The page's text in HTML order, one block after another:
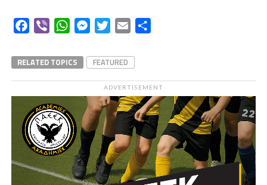
Facebook
Viber WhatsAppMessengerTwitterEmail
RELATED TOPICS FEATURED
ADVERTISEMENT